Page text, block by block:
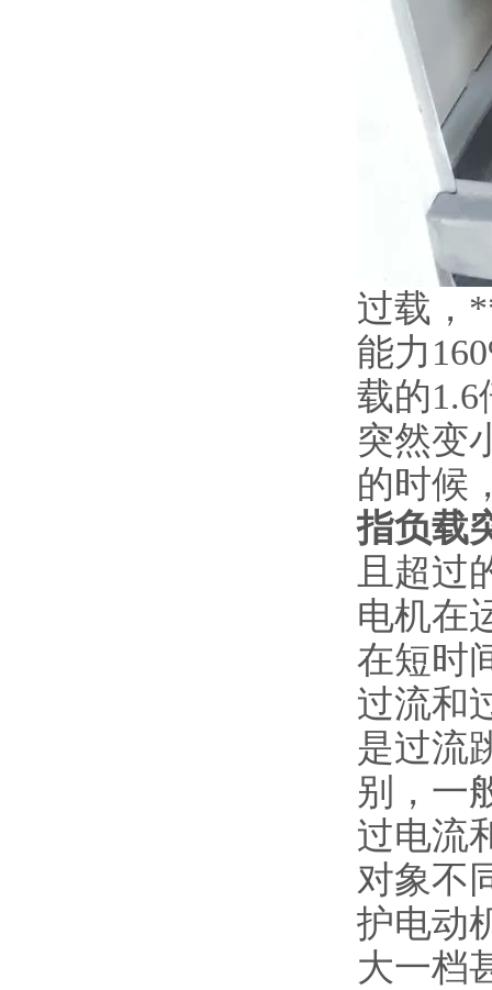
过载，
能力
载的
突然变
的时候
指负载
且超过
电机在
在短时
过流和
是过流
别，一
过电流
对象不
护电动
大一档